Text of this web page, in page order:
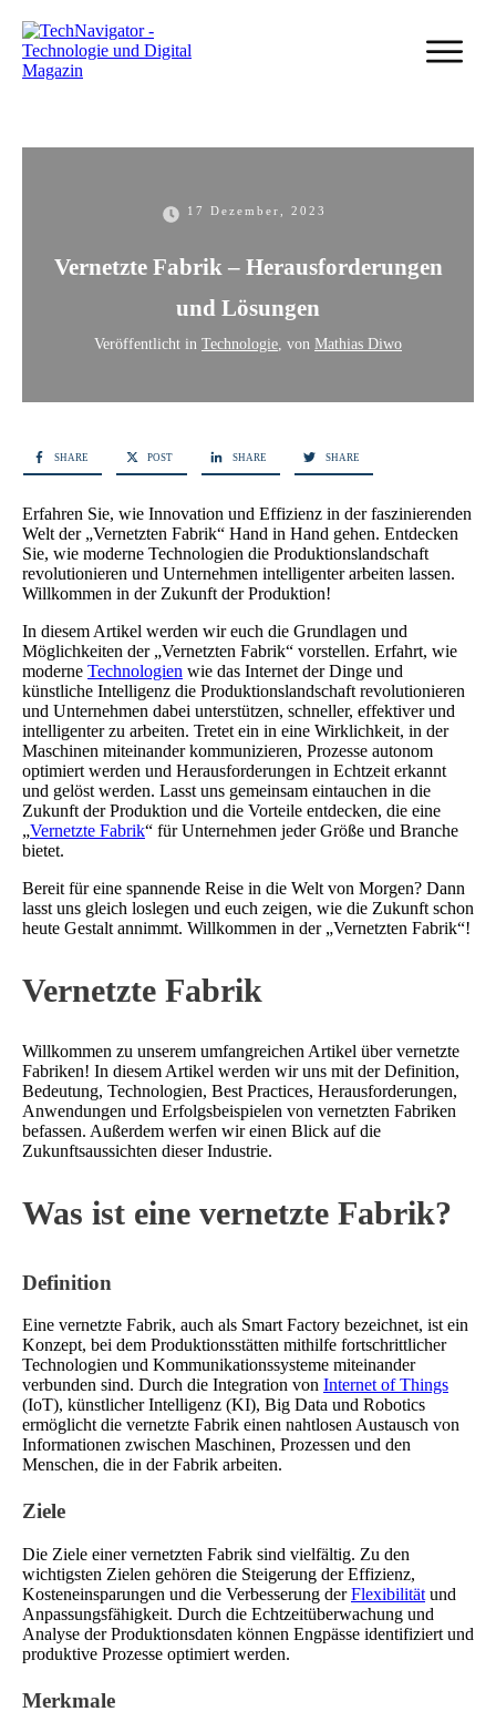
17 Dezember, 2023
Vernetzte Fabrik – Herausforderungen
und Lösungen
Veröffentlicht in Technologie , von Mathias Diwo
SHARE POST SHARE SHARE
Erfahren Sie, wie Innovation und Effizienz in der faszinierenden
Welt der „Vernetzten Fabrik“ Hand in Hand gehen. Entdecken
Sie, wie moderne Technologien die Produktionslandschaft
revolutionieren und Unternehmen intelligenter arbeiten lassen.
Willkommen in der Zukunft der Produktion!
In diesem Artikel werden wir euch die Grundlagen und
Möglichkeiten der „Vernetzten Fabrik“ vorstellen. Erfahrt, wie
moderne Technologien wie das Internet der Dinge und
künstliche Intelligenz die Produktionslandschaft revolutionieren
und Unternehmen dabei unterstützen, schneller, effektiver und
intelligenter zu arbeiten. Tretet ein in eine Wirklichkeit, in der
Maschinen miteinander kommunizieren, Prozesse autonom
optimiert werden und Herausforderungen in Echtzeit erkannt
und gelöst werden. Lasst uns gemeinsam eintauchen in die
Zukunft der Produktion und die Vorteile entdecken, die eine
„Vernetzte Fabrik“ für Unternehmen jeder Größe und Branche
bietet.
Bereit für eine spannende Reise in die Welt von Morgen? Dann
lasst uns gleich loslegen und euch zeigen, wie die Zukunft schon
heute Gestalt annimmt. Willkommen in der „Vernetzten Fabrik“!
Vernetzte Fabrik
Willkommen zu unserem umfangreichen Artikel über vernetzte
Fabriken! In diesem Artikel werden wir uns mit der Definition,
Bedeutung, Technologien, Best Practices, Herausforderungen,
Anwendungen und Erfolgsbeispielen von vernetzten Fabriken
befassen. Außerdem werfen wir einen Blick auf die
Zukunftsaussichten dieser Industrie.
Was ist eine vernetzte Fabrik?
Definition
Eine vernetzte Fabrik, auch als Smart Factory bezeichnet, ist ein
Konzept, bei dem Produktionsstätten mithilfe fortschrittlicher
Technologien und Kommunikationssysteme miteinander
verbunden sind. Durch die Integration von Internet of Things
(IoT), künstlicher Intelligenz (KI), Big Data und Robotics
ermöglicht die vernetzte Fabrik einen nahtlosen Austausch von
Informationen zwischen Maschinen, Prozessen und den
Menschen, die in der Fabrik arbeiten.
Ziele
Die Ziele einer vernetzten Fabrik sind vielfältig. Zu den
wichtigsten Zielen gehören die Steigerung der Effizienz,
Kosteneinsparungen und die Verbesserung derFlexibilität und
Anpassungsfähigkeit. Durch die Echtzeitüberwachung und
Analyse der Produktionsdaten können Engpässe identifiziert und
produktive Prozesse optimiert werden.
Merkmale